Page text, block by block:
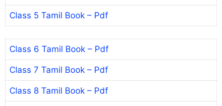
Class 5 Tamil Book – Pdf
Class 6 Tamil Book – Pdf
Class 7 Tamil Book – Pdf
Class 8 Tamil Book – Pdf